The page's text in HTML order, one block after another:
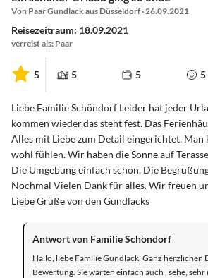
Von Paar Gundlack aus Düsseldorf · 26.09.2021
Reisezeitraum: 18.09.2021
verreist als: Paar
5 5 5 5
Liebe Familie Schöndorf Leider hat jeder
kommen wieder,das steht fest. Das
Alles mit Liebe zum Detail eingerichtet. Man
wohl fühlen. Wir haben die Sonne auf
Die Umgebung einfach schön. Die
Nochmal Vielen Dank für alles. Wir freuen
Liebe Grüße von den Gundlacks
Antwort von Familie Schöndorf
Hallo, liebe Familie Gundlack, Ganz herzlichen
Bewertung. Sie warten einfach auch , sehe,